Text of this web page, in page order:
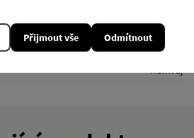
ČKD Tatra RT6N1
Tramvaj
Odmítnout
Přijmout vše